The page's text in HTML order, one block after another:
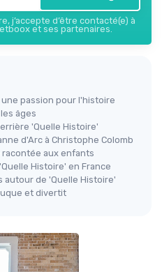
j’accepte d’être contacté(e) à
et ses partenaires.
passion pour l'histoire
âges
'Quelle Histoire'
d'Arc à Christophe Colomb
racontée aux enfants
Histoire' en France
de 'Quelle Histoire'
et divertit